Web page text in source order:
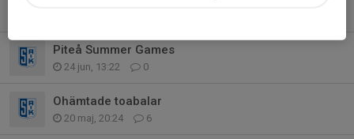
Piteå Summer Games
24 jun, 13:22 0
Ohämtade toabalar
20 maj, 20:24 6